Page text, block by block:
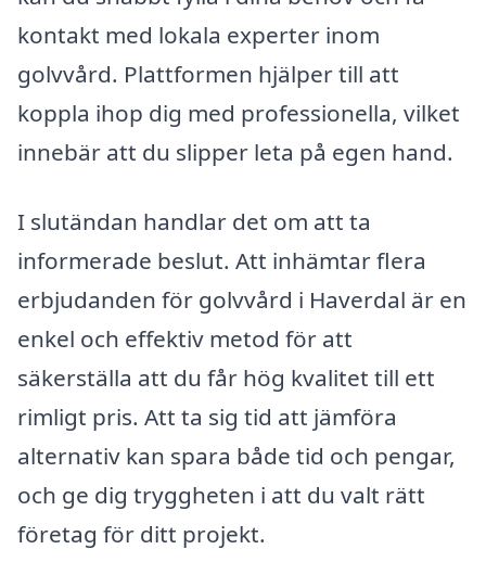
kontakt med lokala experter inom
golvvård. Plattformen hjälper till att
koppla ihop dig med professionella, vilket
innebär att du slipper leta på egen hand.
I slutändan handlar det om att ta
informerade beslut. Att inhämtar flera
erbjudanden för golvvård i Haverdal är en
enkel och effektiv metod för att
säkerställa att du får hög kvalitet till ett
rimligt pris. Att ta sig tid att jämföra
alternativ kan spara både tid och pengar,
och ge dig tryggheten i att du valt rätt
företag för ditt projekt.